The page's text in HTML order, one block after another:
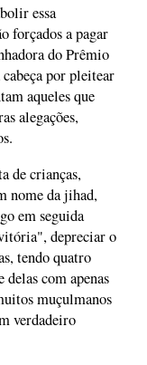
essa
forçados a pagar
do Prêmio
por pleitear
aqueles que
alegações,
de crianças,
nome da jihad,
em seguida
depreciar o
tendo quatro
delas com apenas
muçulmanos
verdadeiro